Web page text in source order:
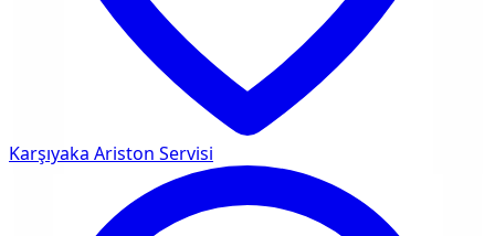
Karşıyaka Ariston Servisi